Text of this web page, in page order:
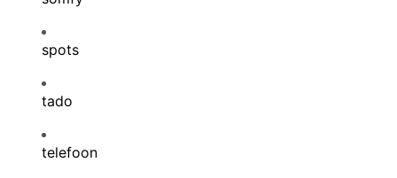
spots
tado
telefoon